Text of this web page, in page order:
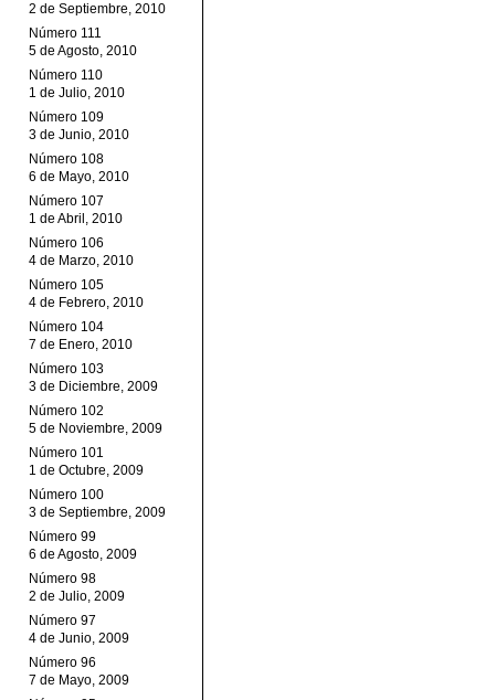
2 de Septiembre, 2010
Número 111
5 de Agosto, 2010
Número 110
1 de Julio, 2010
Número 109
3 de Junio, 2010
Número 108
6 de Mayo, 2010
Número 107
1 de Abril, 2010
Número 106
4 de Marzo, 2010
Número 105
4 de Febrero, 2010
Número 104
7 de Enero, 2010
Número 103
3 de Diciembre, 2009
Número 102
5 de Noviembre, 2009
Número 101
1 de Octubre, 2009
Número 100
3 de Septiembre, 2009
Número 99
6 de Agosto, 2009
Número 98
2 de Julio, 2009
Número 97
4 de Junio, 2009
Número 96
7 de Mayo, 2009